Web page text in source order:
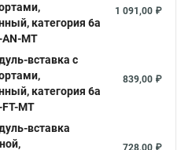
категория 6a
AN-MT
1 091,00 ₽
вставка с
категория 6a
MT
839,00 ₽
вставка
728,00 ₽